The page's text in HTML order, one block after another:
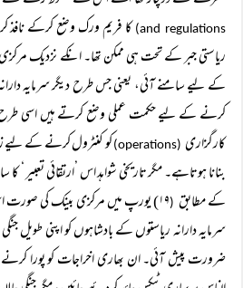
and regulations) کا فریم ورک وضع کرکے نافذ
ریاستی جبر کے تحت ہی ممکن تھا۔ انکے نزدیک
کے لیے سامنے آئی، یعنی جس طرح دیگر سرمایہ
کرنے کے لیے حکمت عملی وضع کرتے ہیں اسی طرح
کارگزاری (operations) کو کنٹرول کرنے کے لیے
بنانا ہوتاہے۔ مگر تاریخی شواہد اس ’ارتقائی تعبیر
کے مطابق (
۱۹) یورپ میں مرکزی بینک کی صورت
سرمایہ دارانہ ریاستوں کے بادشاہوں کو اپنی طویل
ضرورت پیش آئی۔ ان بھاری اخراجات کو پورا کرنے